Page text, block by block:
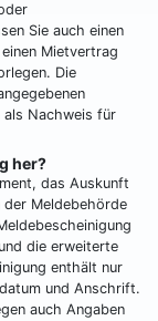
Sie auch einen
Mietvertrag
Die
als Nachweis für
her?
das Auskunft
Meldebehörde
die erweiterte
enthält nur
und Anschrift.
auch Angaben